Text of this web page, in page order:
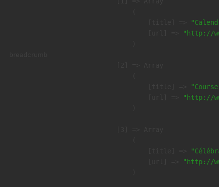
"http://
"http://
"http://